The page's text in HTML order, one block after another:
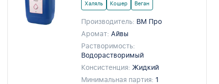
Халяль Кошер Веган
Производитель: ВМ Про
Аромат: Айвы
Растворимость:
Водорастворимый
Консистенция: Жидкий
Минимальная партия: 1